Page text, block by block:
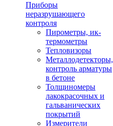
Приборы
неразрушающего
контроля
Пирометры, ик-
термометры
Тепловизоры
Металлодетекторы,
контроль арматуры
в бетоне
Толщиномеры
лакокрасочных и
гальванических
покрытий
Измерители